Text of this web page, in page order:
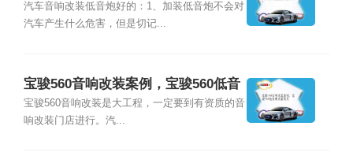
汽车音响改装低音炮好的：1、加装低音炮不会对
汽车产生什么危害，但是切记...
宝骏560音响改装案例，宝骏560低音
炮改装效果
宝骏560音响改装是大工程，一定要到有资质的音
响改装门店进行。汽...